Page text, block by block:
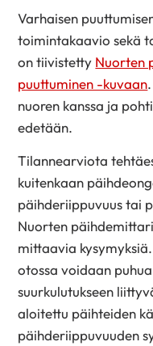
Varhaisen
toimintakaavio sekä
on tiivistetty Nuorten
puuttuminen -kuvaan
nuoren kanssa ja
edetään.
Tilannearviota
kuitenkaan
päihderiippuvuus tai
Nuorten
mittaavia
otossa voidaan
suurkulutukseen
aloitettu päihteiden
päihderiippuvuuden